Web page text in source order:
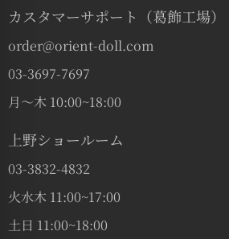
カスタマーサポート（葛飾工場）
order@orient-doll.com
03-3697-7697
月〜木 10:00~18:00
上野ショールーム
03-3832-4832
火水木 11:00~17:00
土日 11:00~18:00